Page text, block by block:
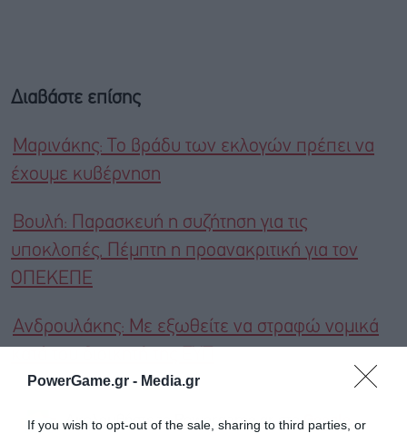
PowerGame.gr - Media.gr
If you wish to opt-out of the sale, sharing to third parties, or
Διαβάστε επίσης
Μαρινάκης: Το βράδυ των εκλογών πρέπει να
έχουμε κυβέρνηση
Βουλή: Παρασκευή η συζήτηση για τις
υποκλοπές, Πέμπτη η προανακριτική για τον
ΟΠΕΚΕΠΕ
Ανδρουλάκης: Με εξωθείτε να στραφώ νομικά
Ακολουθήστε το Powergame.gr στο Google